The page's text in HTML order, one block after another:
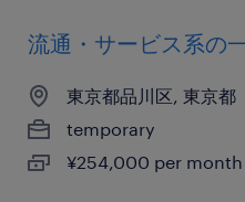
流通・サービス系の
東京都品川区, 東京都
temporary
¥254,000 per month